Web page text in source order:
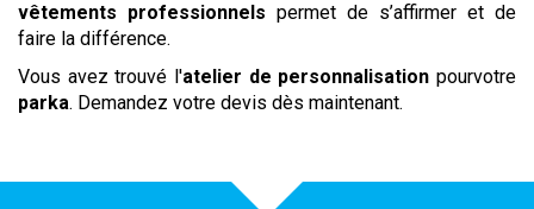
vêtements professionnels permet de s’affirmer et de
faire la différence.
Vous avez trouvé l'atelier de personnalisation pourvotre
parka. Demandez votre devis dès maintenant.